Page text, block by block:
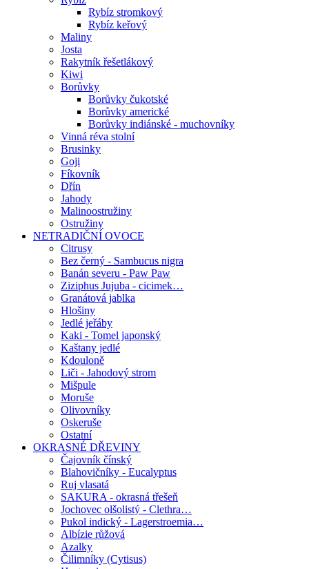
Rybíz stromkový
Rybíz keřový
Maliny
Josta
Rakytník řešetlákový
Kiwi
Borůvky
Borůvky čukotské
Borůvky americké
Borůvky indiánské - muchovníky
Vinná réva stolní
Brusinky
Goji
Fíkovník
Dřín
Jahody
Malinoostružiny
Ostružiny
NETRADIČNÍ OVOCE
Citrusy
Bez černý - Sambucus nigra
Banán severu - Paw Paw
Ziziphus Jujuba - cicimek…
Granátová jablka
Hlošiny
Jedlé jeřáby
Kaki - Tomel japonský
Kaštany jedlé
Kdouloně
Liči - Jahodový strom
Mišpule
Moruše
Olivovníky
Oskeruše
Ostatní
OKRASNÉ DŘEVINY
Čajovník čínský
Blahovičníky - Eucalyptus
Ruj vlasatá
SAKURA - okrasná třešeň
Jochovec olšolistý - Clethra…
Pukol indický - Lagerstroemia…
Albízie růžová
Azalky
Čilimníky (Cytisus)